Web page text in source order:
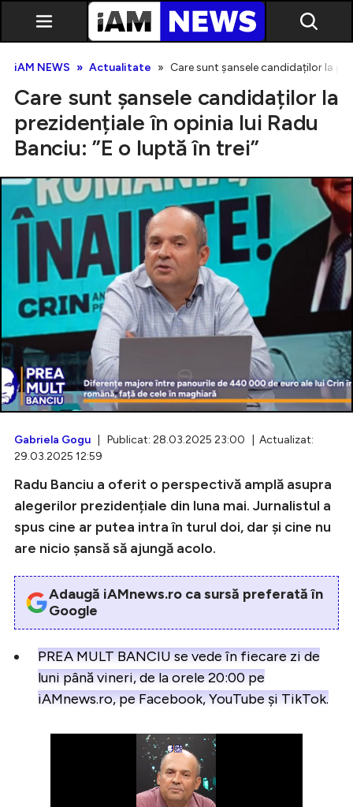
Creează cont
iAM NEWS Actualitate Care sunt șansele candidaților la
Care sunt șansele candidaților la
prezidențiale în opinia lui Radu
Banciu: ”E o luptă în trei”
Gabriela Gogu | Publicat: 28.03.2025 23:00 | Actualizat:
29.03.2025 12:59
Radu Banciu a oferit o perspectivă amplă asupra
alegerilor prezidențiale din luna mai. Jurnalistul a
spus cine ar putea intra în turul doi, dar și cine nu
are nicio șansă să ajungă acolo.
Adaugă iAMnews.ro ca sursă preferată în
Google
PREA MULT BANCIU se vede în fiecare zi de
luni până vineri, de la orele 20:00 pe
iAMnews.ro, pe Facebook, YouTube și TikTok.